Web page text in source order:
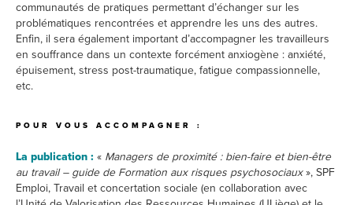
communautés de pratiques permettant d’échanger sur les
problématiques rencontrées et apprendre les uns des autres.
Enfin, il sera également important d’accompagner les travailleurs
en souffrance dans un contexte forcément anxiogène : anxiété,
épuisement, stress post-traumatique, fatigue compassionnelle,
etc.
POUR VOUS ACCOMPAGNER :
La publication : « Managers de proximité : bien-faire et bien-être
au travail – guide de Formation aux risques psychosociaux», SPF
Emploi, Travail et concertation sociale (en collaboration avec